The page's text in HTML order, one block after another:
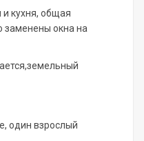
и кухня, общая
заменены окнана
один взрослый